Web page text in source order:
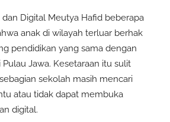
Digital Meutya Hafid beberapa
anak di wilayah terluar berhak
pendidikan yang sama dengan
Jawa. Kesetaraan itu sulit
sekolah masih mencari
atau tidak dapat membuka
digital.